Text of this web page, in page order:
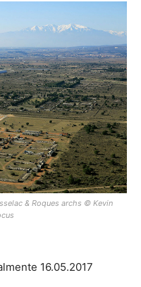
& Roques archs © Kevin
16.05.2017